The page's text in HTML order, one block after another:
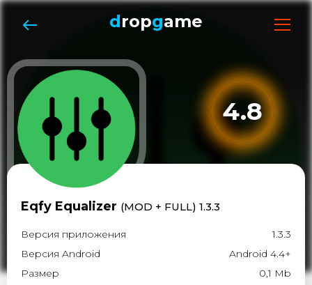
dropgame
4.8
Eqfy Equalizer (MOD + FULL) 1.3.3
Версия приложения
1.3.3
Версия Android
Android 4.4+
Размер
0,1 Mb